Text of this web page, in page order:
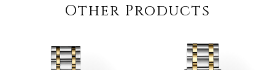
Other Products